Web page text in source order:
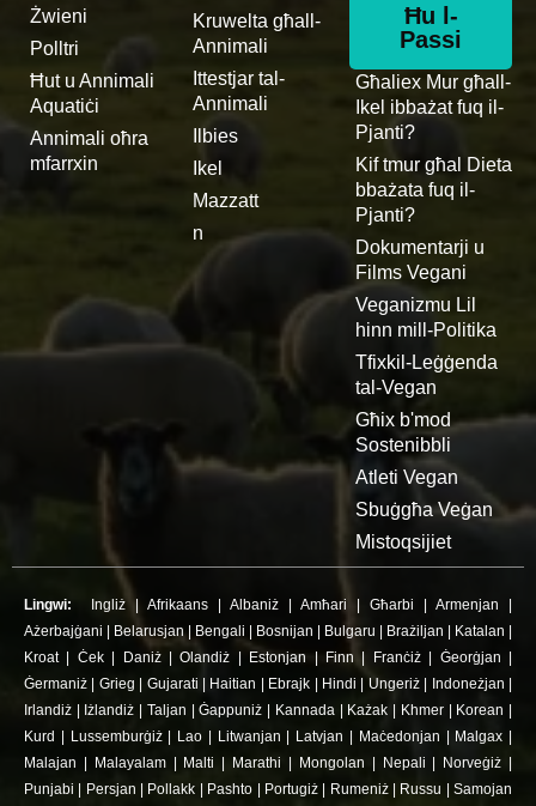
Żwieni
Polltri
Ħut u Annimali
Aquatiċi
Annimali oħra
mfarrxin
Kruwelta għall-
Annimali
Ittestjar tal-
Annimali
Ilbies
Ikel
Mazzatt
n
Ħu l-
Passi
Għaliex Mur għall-
Ikel ibbażat fuq il-
Pjanti?
Kif tmur għal Dieta
bbażata fuq il-
Pjanti?
Dokumentarji u
Films Vegani
Veganizmu Lil
hinn mill-Politika
Tfixkil-Leġġenda
tal-Vegan
Għix b'mod
Sostenibbli
Atleti Vegan
Sbuġgħa Veġan
Mistoqsijiet
Lingwi: Ingliż Afrikaans Albaniż Amħari Għarbi Armenjan
Ażerbajġani
Belarusjan| Bengali Bosnijan Bulgaru Brażiljan Katalan
Kroat| Ċek| Daniż|Olandiż Estonjan Finn Franċiż| Ġeorġjan
Ġermaniż
Grieg Gujarati Haitian Ebrajk Hindi Ungeriż| Indoneżjan
Irlandiż
Iżlandiż Taljan |Ġappuniż Kannada| Każak Khmer| Korean
Kurd
Lussemburġiż| Lao Litwanjan Latvjan Maċedonjan Malgax
Malajan
Malayalam| Malti Marathi Mongolan Nepali Norveġiż
Punjabi
Persjan Pollakk Pashto Portugiż| Rumeniż| Russu |Samojan